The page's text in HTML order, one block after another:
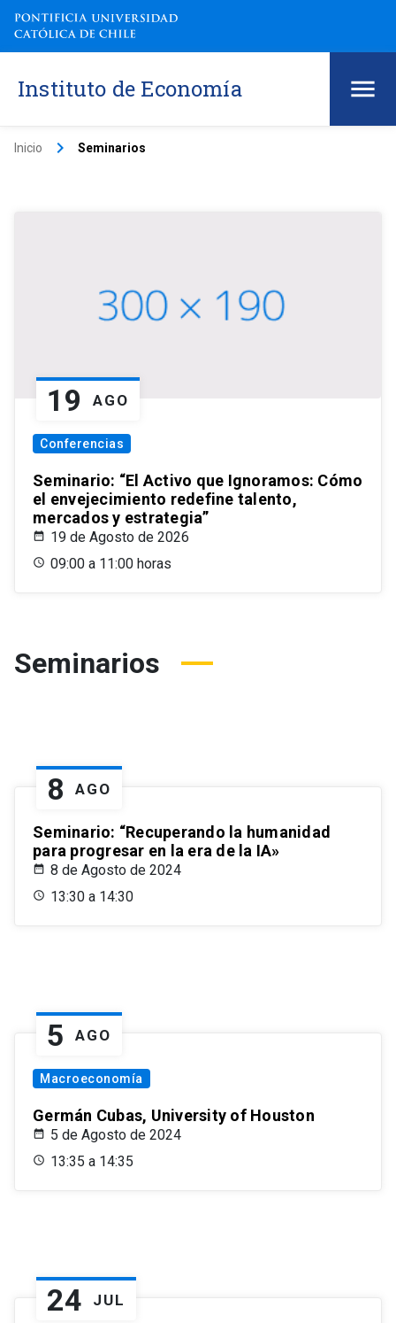
Instituto de Economía
Inicio keyboard_arrow_right Seminarios
19 AGO
Conferencias
Seminario: “El Activo que Ignoramos: Cómo
el envejecimiento redefine talento,
mercados y estrategia”
19 de Agosto de 2026
09:00 a 11:00 horas
Seminarios
8 AGO
Seminario: “Recuperando la humanidad
para progresar en la era de la IA»
8 de Agosto de 2024
13:30 a 14:30
5 AGO
Macroeconomía
Germán Cubas, University of Houston
5 de Agosto de 2024
13:35 a 14:35
24 JUL